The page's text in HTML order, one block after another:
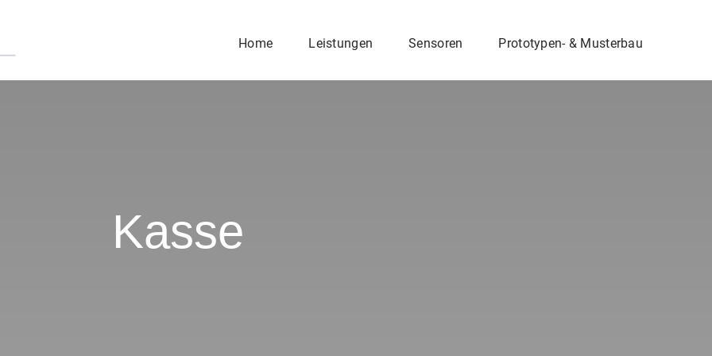
Home Leistungen Sensoren Prototypen- & Musterbau
Kasse